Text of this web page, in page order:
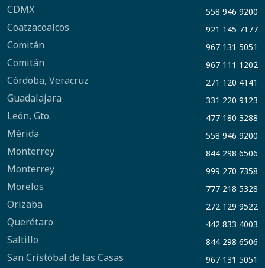
CDMX 558 946 9200
Coatzacoalcos 921 145 7177
Comitán 967 131 5051
Comitán 967 111 1202
Córdoba, Veracruz 271 120 4141
Guadalajara 331 220 9123
León, Gto. 477 180 3288
Mérida 558 946 9200
Monterrey 844 298 6506
Monterrey 999 270 7358
Morelos 777 218 5328
Orizaba 272 129 9522
Querétaro 442 833 4003
Saltillo 844 298 6506
San Cristóbal de las Casas 967 131 5051